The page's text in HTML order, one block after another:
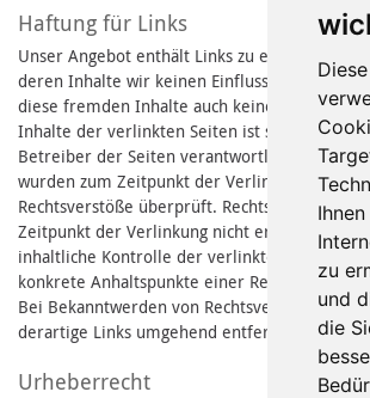
zu
und
die
Haftung für Links
Unser Angebot enthält Links zu externen
deren Inhalte wir keinen Einfluss haben.
diese fremden Inhalte auch keine Gewähr
Inhalte der verlinkten Seiten ist stets der
Betreiber der Seiten verantwortlich. Die
wurden zum Zeitpunkt der Verlinkung auf
Rechtsverstöße überprüft. Rechtswidrige
Zeitpunkt der Verlinkung nicht erkennbar.
inhaltliche Kontrolle der verlinkten Seiten ist
konkrete Anhaltspunkte einer
Bei Bekanntwerden von Rechtsverletzungen
derartige Links umgehend entfernen.
Urheberrecht